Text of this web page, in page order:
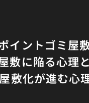
イントゴミ屋
敷に陥る心理
敷化が進む心